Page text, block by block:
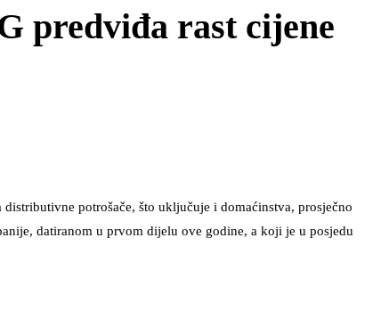
predviđa rast cijene
potrošače, što uključuje i domaćinstva, prosječno
datiranom u prvom dijelu ove godine, a koji je u posjedu